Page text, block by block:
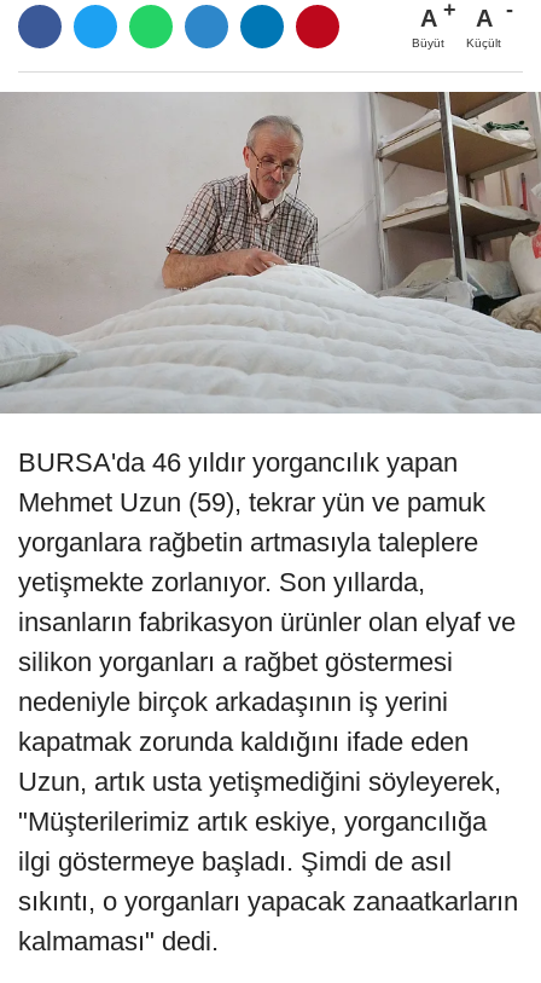
A
Büyüt
A
Küçült
BURSA'da 46 yıldır yorgancılık yapan
Mehmet Uzun (59), tekrar yün ve pamuk
yorganlara rağbetin artmasıyla taleplere
yetişmekte zorlanıyor. Son yıllarda,
insanların fabrikasyon ürünler olan elyaf ve
silikon yorganları a rağbet göstermesi
nedeniyle birçok arkadaşının iş yerini
kapatmak zorunda kaldığını ifade eden
Uzun, artık usta yetişmediğini söyleyerek,
"Müşterilerimiz artık eskiye, yorgancılığa
ilgi göstermeye başladı. Şimdi de asıl
sıkıntı, o yorganları yapacak zanaatkarların
kalmaması" dedi.